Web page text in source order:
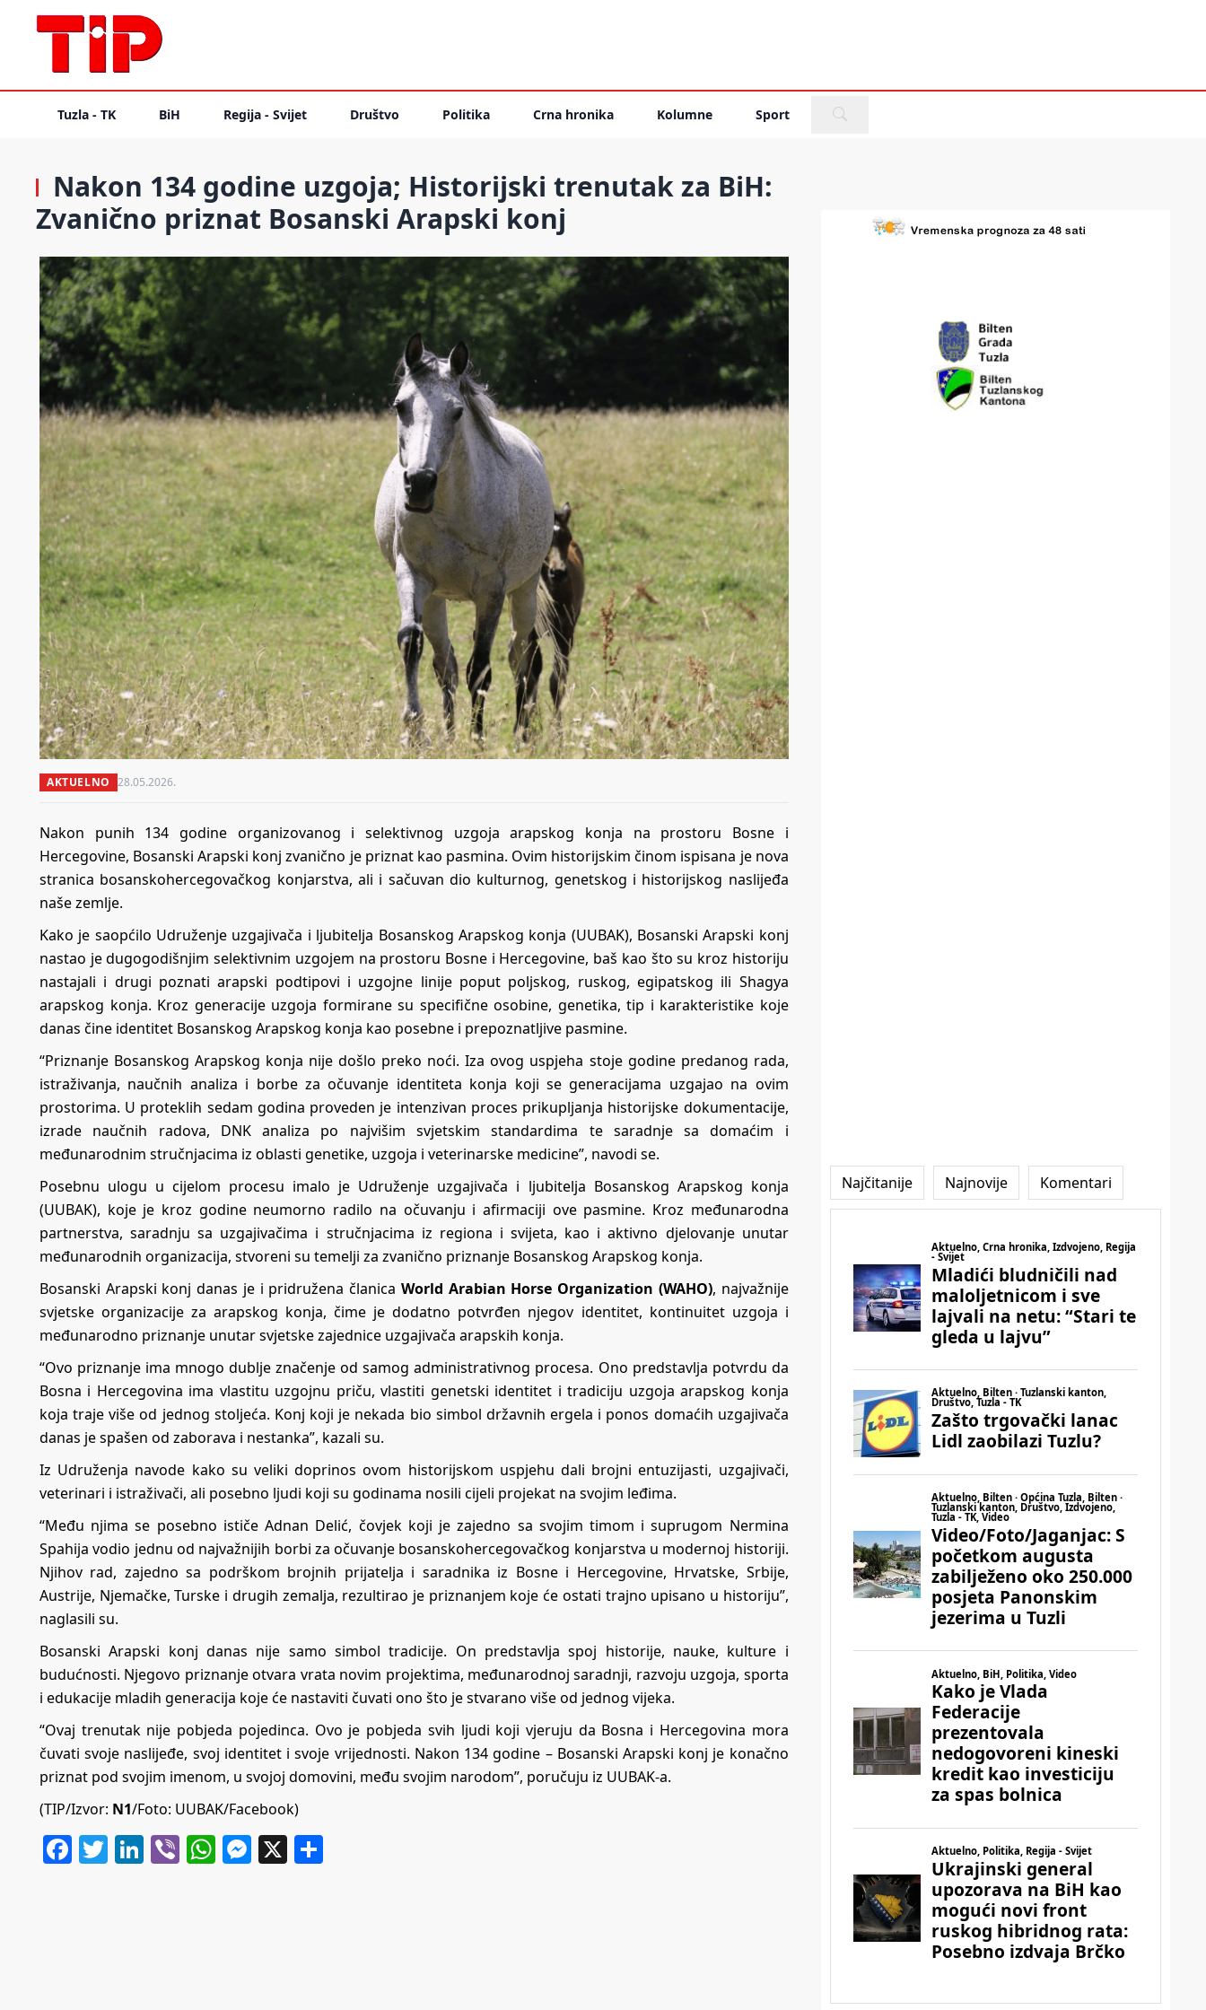
Tuzla - TK BiH Regija - Svijet Društvo Politika Crna hronika Kolumne Sport
Nakon 134 godine uzgoja; Historijski trenutak za BiH:
Zvanično priznat Bosanski Arapski konj
AKTUELNO 28.05.2026.
Nakon punih 134 godine organizovanog i selektivnog uzgoja arapskog konja na prostoru Bosne i
Hercegovine, Bosanski Arapski konj zvanično je priznat kao pasmina. Ovim historijskim činom ispisana je nova
stranica bosanskohercegovačkog konjarstva, ali i sačuvan dio kulturnog, genetskog i historijskog naslijeđa
naše zemlje.
Kako je saopćilo Udruženje uzgajivača i ljubitelja Bosanskog Arapskog konja (UUBAK), Bosanski Arapski konj
nastao je dugogodišnjim selektivnim uzgojem na prostoru Bosne i Hercegovine, baš kao što su kroz historiju
nastajali i drugi poznati arapski podtipovi i uzgojne linije poput poljskog, ruskog, egipatskog ili Shagya
arapskog konja. Kroz generacije uzgoja formirane su specifične osobine, genetika, tip i karakteristike koje
danas čine identitet Bosanskog Arapskog konja kao posebne i prepoznatljive pasmine.
“Priznanje Bosanskog Arapskog konja nije došlo preko noći. Iza ovog uspjeha stoje godine predanog rada,
istraživanja, naučnih analiza i borbe za očuvanje identiteta konja koji se generacijama uzgajao na ovim
prostorima. U proteklih sedam godina proveden je intenzivan proces prikupljanja historijske dokumentacije,
izrade naučnih radova, DNK analiza po najvišim svjetskim standardima te saradnje sa domaćim i
međunarodnim stručnjacima iz oblasti genetike, uzgoja i veterinarske medicine”, navodi se.
Posebnu ulogu u cijelom procesu imalo je Udruženje uzgajivača i ljubitelja Bosanskog Arapskog konja
(UUBAK), koje je kroz godine neumorno radilo na očuvanju i afirmaciji ove pasmine. Kroz međunarodna
partnerstva, saradnju sa uzgajivačima i stručnjacima iz regiona i svijeta, kao i aktivno djelovanje unutar
međunarodnih organizacija, stvoreni su temelji za zvanično priznanje Bosanskog Arapskog konja.
Bosanski Arapski konj danas je i pridružena članica World Arabian Horse Organization (WAHO), najvažnije
svjetske organizacije za arapskog konja, čime je dodatno potvrđen njegov identitet, kontinuitet uzgoja i
međunarodno priznanje unutar svjetske zajednice uzgajivača arapskih konja.
“Ovo priznanje ima mnogo dublje značenje od samog administrativnog procesa. Ono predstavlja potvrdu da
Bosna i Hercegovina ima vlastitu uzgojnu priču, vlastiti genetski identitet i tradiciju uzgoja arapskog konja
koja traje više od jednog stoljeća. Konj koji je nekada bio simbol državnih ergela i ponos domaćih uzgajivača
danas je spašen od zaborava i nestanka”, kazali su.
Iz Udruženja navode kako su veliki doprinos ovom historijskom uspjehu dali brojni entuzijasti, uzgajivači,
veterinari i istraživači, ali posebno ljudi koji su godinama nosili cijeli projekat na svojim leđima.
“Među njima se posebno ističe Adnan Delić, čovjek koji je zajedno sa svojim timom i suprugom Nermina
Spahija vodio jednu od najvažnijih borbi za očuvanje bosanskohercegovačkog konjarstva u modernoj historiji.
Njihov rad, zajedno sa podrškom brojnih prijatelja i saradnika iz Bosne i Hercegovine, Hrvatske, Srbije,
Austrije, Njemačke, Turske i drugih zemalja, rezultirao je priznanjem koje će ostati trajno upisano u historiju”,
naglasili su.
Bosanski Arapski konj danas nije samo simbol tradicije. On predstavlja spoj historije, nauke, kulture i
budućnosti. Njegovo priznanje otvara vrata novim projektima, međunarodnoj saradnji, razvoju uzgoja, sporta
i edukacije mladih generacija koje će nastaviti čuvati ono što je stvarano više od jednog vijeka.
“Ovaj trenutak nije pobjeda pojedinca. Ovo je pobjeda svih ljudi koji vjeruju da Bosna i Hercegovina mora
čuvati svoje naslijeđe, svoj identitet i svoje vrijednosti. Nakon 134 godine – Bosanski Arapski konj je konačno
priznat pod svojim imenom, u svojoj domovini, među svojim narodom”, poručuju iz UUBAK-a.
(TIP/Izvor: N1/Foto: UUBAK/Facebook)
Facebook
Twitter
LinkedIn
ViberWhatsApp
Messenger
X
Najčitanije Najnovije Komentari